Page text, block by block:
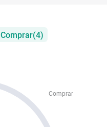
Comprar(4)
Comprar